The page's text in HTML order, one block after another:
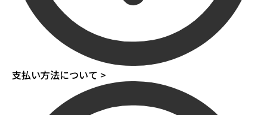
支払い方法について >